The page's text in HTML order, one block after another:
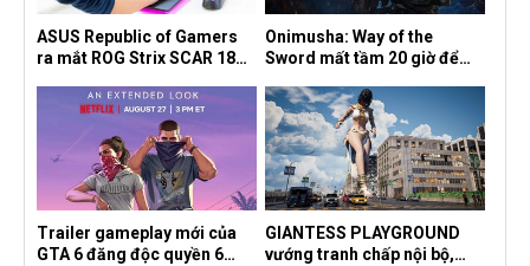
ASUS Republic of Gamers
ra mắt ROG Strix SCAR 18
Onimusha: Way of the
Sword mất tầm 20 giờ để
dành cho newbie và lão làng
Trailer gameplay mới của
GTA 6 đăng độc quyền 6
GIANTESS PLAYGROUND
vướng tranh chấp nội bộ,